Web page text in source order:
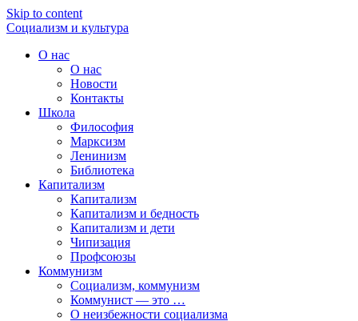
Skip to content
Социализм и культура
О нас
О нас
Новости
Контакты
Школа
Философия
Марксизм
Ленинизм
Библиотека
Капитализм
Капитализм
Капитализм и бедность
Капитализм и дети
Чипизация
Профсоюзы
Коммунизм
Социализм, коммунизм
Коммунист — это …
О неизбежности социализма